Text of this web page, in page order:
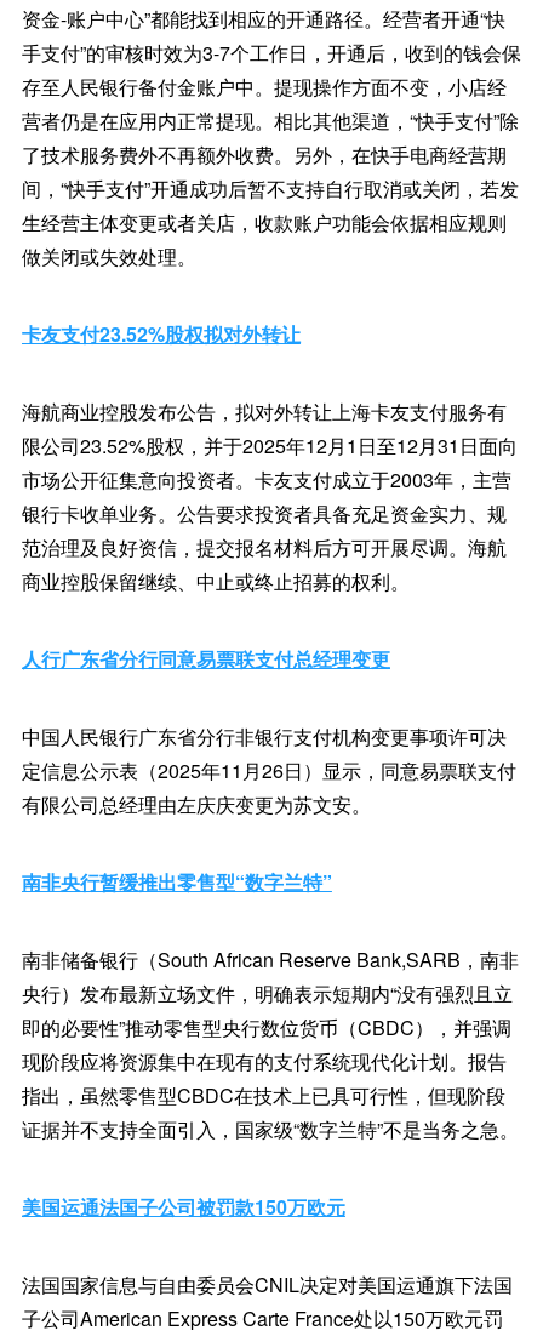
资金-账户中心”都能找到相应的开通路径。经营者开通“快
手支付”的审核时效为3-7个工作日，开通后，收到的钱会保
存至人民银行备付金账户中。提现操作方面不变，小店经
营者仍是在应用内正常提现。相比其他渠道，“快手支付”除
了技术服务费外不再额外收费。另外，在快手电商经营期
间，“快手支付”开通成功后暂不支持自行取消或关闭，若发
生经营主体变更或者关店，收款账户功能会依据相应规则
做关闭或失效处理。
卡友支付23.52%股权拟对外转让
海航商业控股发布公告，拟对外转让上海卡友支付服务有
限公司23.52%股权，并于2025年12月1日至12月31日面向
市场公开征集意向投资者。卡友支付成立于2003年，主营
银行卡收单业务。公告要求投资者具备充足资金实力、规
范治理及良好资信，提交报名材料后方可开展尽调。海航
商业控股保留继续、中止或终止招募的权利。
人行广东省分行同意易票联支付总经理变更
中国人民银行广东省分行非银行支付机构变更事项许可决
定信息公示表（2025年11月26日）显示，同意易票联支付
有限公司总经理由左庆庆变更为苏文安。
南非央行暂缓推出零售型“数字兰特”
南非储备银行（South African Reserve Bank,SARB，南非
央行）发布最新立场文件，明确表示短期内“没有强烈且立
即的必要性”推动零售型央行数位货币（CBDC），并强调
现阶段应将资源集中在现有的支付系统现代化计划。报告
指出，虽然零售型CBDC在技术上已具可行性，但现阶段
证据并不支持全面引入，国家级“数字兰特”不是当务之急。
美国运通法国子公司被罚款150万欧元
法国国家信息与自由委员会CNIL决定对美国运通旗下法国
子公司American Express Carte France处以150万欧元罚